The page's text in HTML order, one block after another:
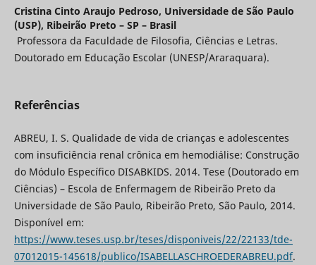
Cristina Cinto Araujo Pedroso, Universidade de São Paulo
(USP), Ribeirão Preto – SP – Brasil
Professora da Faculdade de Filosofia, Ciências e Letras.
Doutorado em Educação Escolar (UNESP/Araraquara).
Referências
ABREU, I. S. Qualidade de vida de crianças e adolescentes
com insuficiência renal crônica em hemodiálise: Construção
do Módulo Específico DISABKIDS. 2014. Tese (Doutorado em
Ciências) – Escola de Enfermagem de Ribeirão Preto da
Universidade de São Paulo, Ribeirão Preto, São Paulo, 2014.
Disponível em:
https://www.teses.usp.br/teses/disponiveis/22/22133/tde-
07012015-145618/publico/ISABELLASCHROEDERABREU.pdf.